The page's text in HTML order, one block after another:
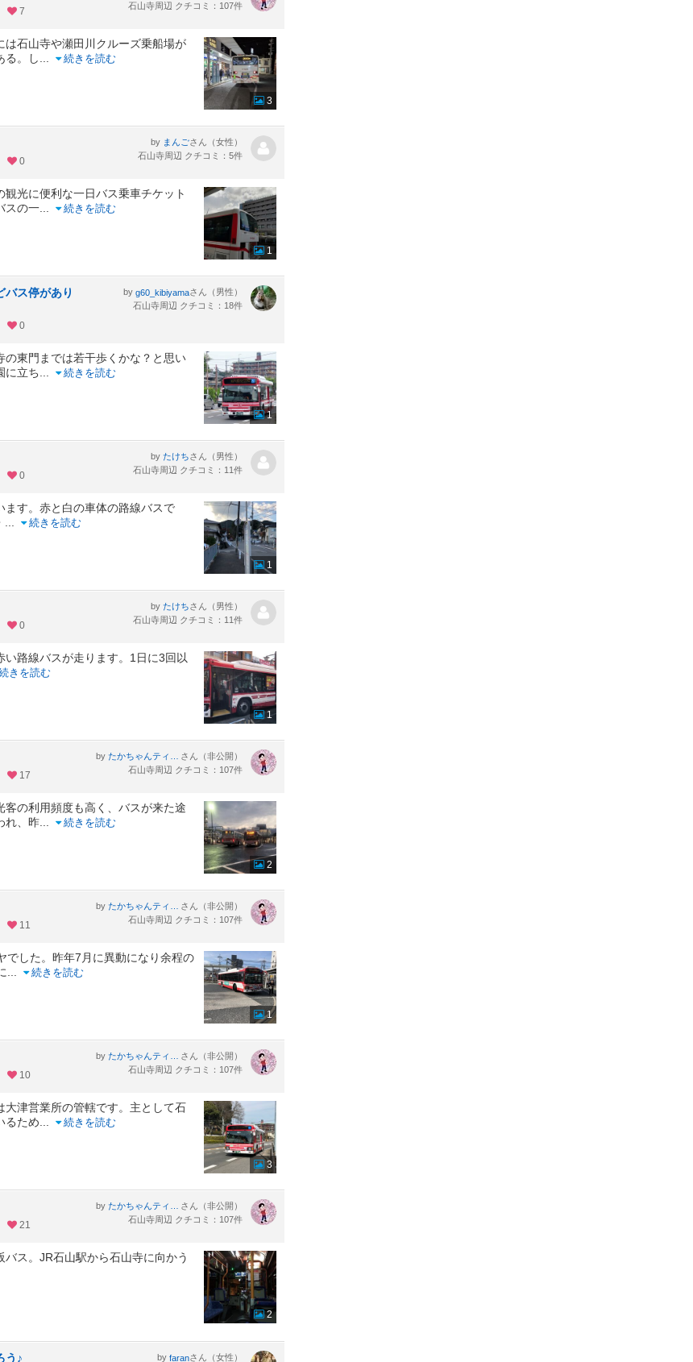
7
石山寺周辺 クチコミ：107件
石山寺や瀬田川クルーズ乗船場が
る。し
続きを読む
3
0
by まんごさん（女性）
石山寺周辺 クチコミ：5件
光に便利な一日バス乗車チケット
スの一
続きを読む
1
バス停があり
0
by g60_kibiyamaさん（男性）
石山寺周辺 クチコミ：18件
東門までは若干歩くかな？と思い
に立ち
続きを読む
1
0
by たけちさん（男性）
石山寺周辺 クチコミ：11件
す。赤と白の車体の路線バスで
続きを読む
1
0
by たけちさん（男性）
石山寺周辺 クチコミ：11件
路線バスが走ります。1日に3回以
きを読む
1
17
by
さん（非公開）
石山寺周辺 クチコミ：107件
の利用頻度も高く、バスが来た途
れ、昨
続きを読む
2
11
by
さん（非公開）
石山寺周辺 クチコミ：107件
でした。昨年7月に異動になり余程の
続きを読む
1
10
by
さん（非公開）
石山寺周辺 クチコミ：107件
津営業所の管轄です。主として石
るため
続きを読む
3
21
by
さん（非公開）
石山寺周辺 クチコミ：107件
ス。JR石山駅から石山寺に向かう
2
う♪ by faranさん（女性）